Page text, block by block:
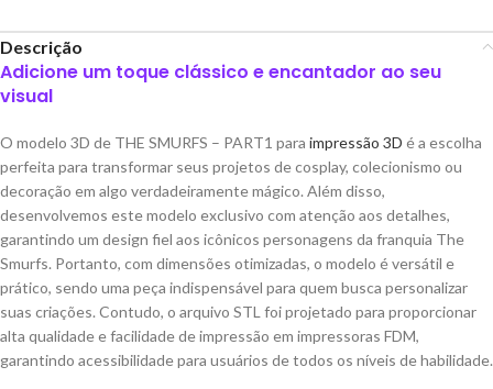
Descrição
Adicione um toque clássico e encantador ao seu
visual
O modelo 3D de THE SMURFS – PART1 para impressão 3D é a escolha
perfeita para transformar seus projetos de cosplay, colecionismo ou
decoração em algo verdadeiramente mágico. Além disso,
desenvolvemos este modelo exclusivo com atenção aos detalhes,
garantindo um design fiel aos icônicos personagens da franquia The
Smurfs. Portanto, com dimensões otimizadas, o modelo é versátil e
prático, sendo uma peça indispensável para quem busca personalizar
suas criações. Contudo, o arquivo STL foi projetado para proporcionar
alta qualidade e facilidade de impressão em impressoras FDM,
garantindo acessibilidade para usuários de todos os níveis de habilidade.